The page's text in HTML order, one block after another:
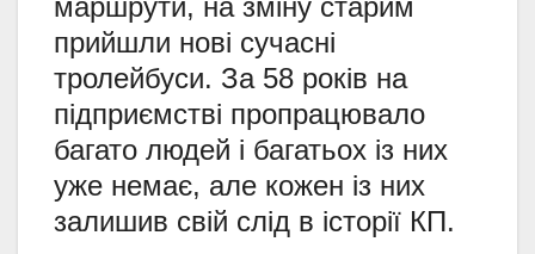
маршрути, на зміну старим
прийшли нові сучасні
тролейбуси. За 58 років на
підприємстві пропрацювало
багато людей і багатьох із них
уже немає, але кожен із них
залишив свій слід в історії КП.